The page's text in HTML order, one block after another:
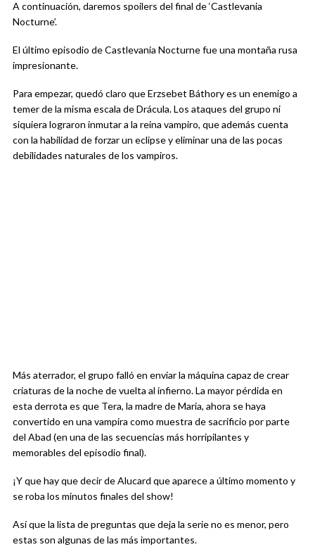
A continuación, daremos spoilers del final de ‘Castlevania
Nocturne’.
El último episodio de Castlevania Nocturne fue una montaña rusa
impresionante.
Para empezar, quedó claro que Erzsebet Báthory es un enemigo a
temer de la misma escala de Drácula. Los ataques del grupo ni
siquiera lograron inmutar a la reina vampiro, que además cuenta
con la habilidad de forzar un eclipse y eliminar una de las pocas
debilidades naturales de los vampiros.
Más aterrador, el grupo falló en enviar la máquina capaz de crear
criaturas de la noche de vuelta al infierno. La mayor pérdida en
esta derrota es que Tera, la madre de Maria, ahora se haya
convertido en una vampira como muestra de sacrificio por parte
del Abad (en una de las secuencias más horripilantes y
memorables del episodio final).
¡Y que hay que decir de Alucard que aparece a último momento y
se roba los minutos finales del show!
Así que la lista de preguntas que deja la serie no es menor, pero
estas son algunas de las más importantes.